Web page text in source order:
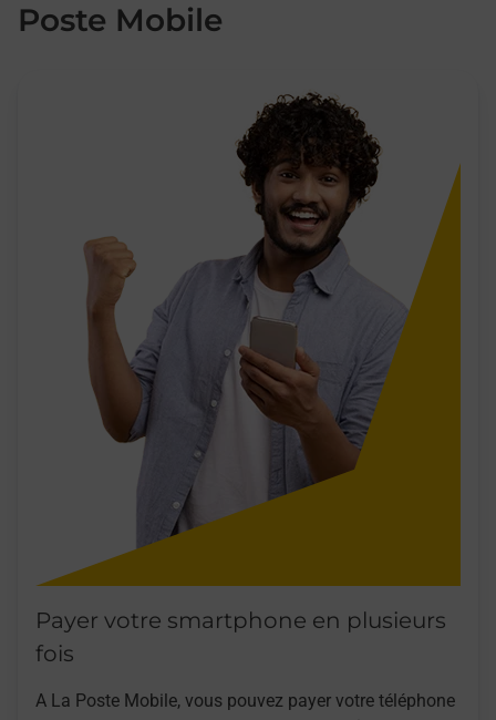
Poste Mobile
Payer votre smartphone en plusieurs
fois
A La Poste Mobile, vous pouvez payer votre téléphone